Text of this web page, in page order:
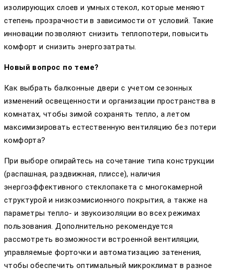
изолирующих слоев и умных стекол, которые меняют
степень прозрачности в зависимости от условий. Такие
инновации позволяют снизить теплопотери, повысить
комфорт и снизить энергозатраты.
Новый вопрос по теме?
Как выбрать балконные двери с учетом сезонных
изменений освещенности и организации пространства в
комнатах, чтобы зимой сохранять тепло, а летом
максимизировать естественную вентиляцию без потери
комфорта?
При выборе опирайтесь на сочетание типа конструкции
(распашная, раздвижная, плиссе), наличия
энергоэффективного стеклопакета с многокамерной
структурой и низкоэмисионного покрытия, а также на
параметры тепло- и звукоизоляции во всех режимах
пользования. Дополнительно рекомендуется
рассмотреть возможности встроенной вентиляции,
управляемые форточки и автоматизацию затенения,
чтобы обеспечить оптимальный микроклимат в разное